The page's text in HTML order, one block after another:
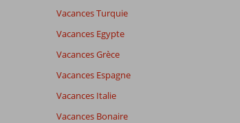
Vacances Turquie
Vacances Egypte
Vacances Grèce
Vacances Espagne
Vacances Italie
Vacances Bonaire